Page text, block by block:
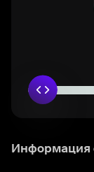
Информация